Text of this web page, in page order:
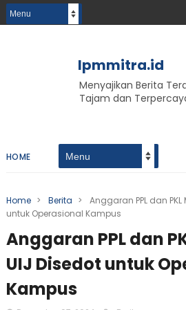
lpmmitra.id
Menyajikan Berita
Tajam dan
HOME
Home > Berita >
Anggaran PPL dan
untuk Operasional Kampus
Anggaran PPL dan
UIJ Disedot untuk
Kampus